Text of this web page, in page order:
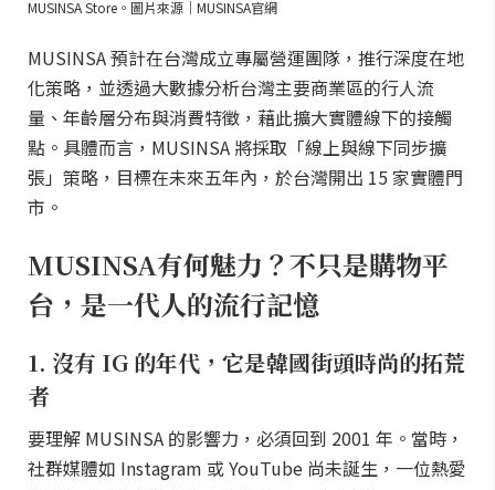
MUSINSA Store。圖片來源｜MUSINSA官網
MUSINSA 預計在台灣成立專屬營運團隊，推行深度在地
化策略，並透過大數據分析台灣主要商業區的行人流
量、年齡層分布與消費特徵，藉此擴大實體線下的接觸
點。具體而言，MUSINSA 將採取「線上與線下同步擴
張」策略，目標在未來五年內，於台灣開出 15 家實體門
市。
MUSINSA有何魅力？不只是購物平
台，是一代人的流行記憶
1. 沒有 IG 的年代，它是韓國街頭時尚的拓荒
者
要理解 MUSINSA 的影響力，必須回到 2001 年。當時，
社群媒體如 Instagram 或 YouTube 尚未誕生，一位熱愛